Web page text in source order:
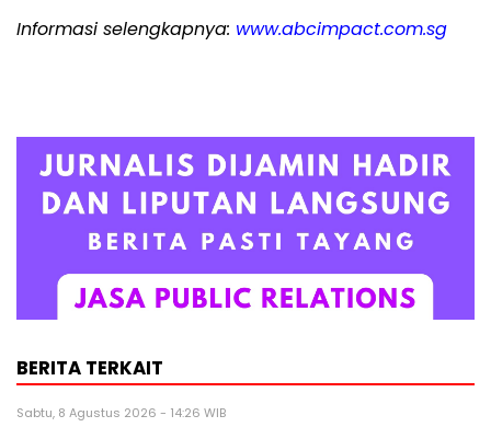
Informasi selengkapnya: www.abcimpact.com.sg
BERITA TERKAIT
Sabtu, 8 Agustus 2026 - 14:26 WIB